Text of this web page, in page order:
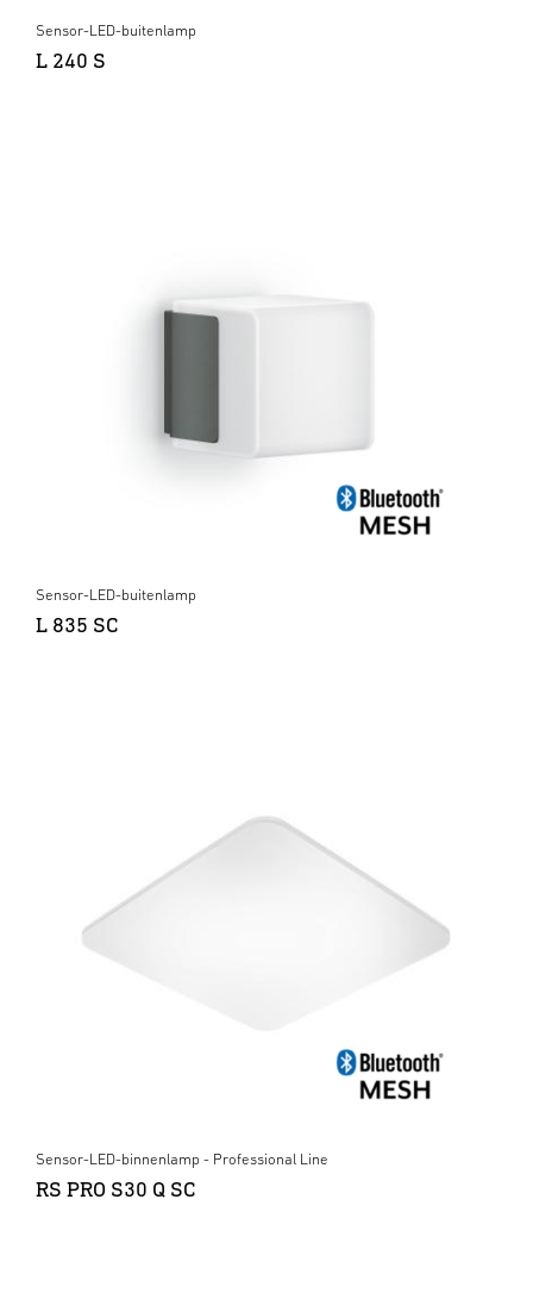
Sensor-LED-buitenlamp
L 240 S
Sensor-LED-buitenlamp
L 835 SC
Sensor-LED-binnenlamp - Professional Line
RS PRO S30 Q SC